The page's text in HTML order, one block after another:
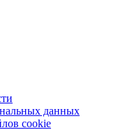
данных
сookie